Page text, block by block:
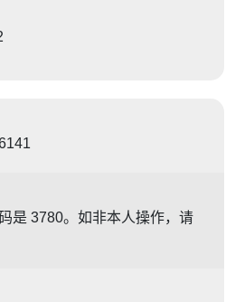
是 3780。如非本人操作，请